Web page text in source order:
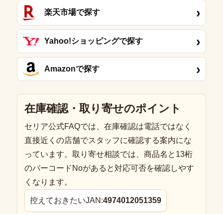
楽天市場で探す ›
Yahoo!ショッピングで探す ›
Amazonで探す ›
在庫確認・取り寄せのポイント
セリア公式FAQでは、在庫確認は電話ではなく
直接近くの店舗でスタッフに確認する案内にな
っています。取り寄せ相談では、商品名と13桁
のバーコードNoがあると対応可否を確認しやす
くなります。
控えておきたいJAN:4974012051359